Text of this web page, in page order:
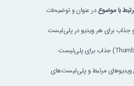
با موضوعدر عنوان و توضیحات
برای هر ویدیو در پلی‌لیست
تصویر کاور (Thumbnail) جذاب برای پلی‌لیست
ویدیوهای مرتبط و پلی‌لیست‌های